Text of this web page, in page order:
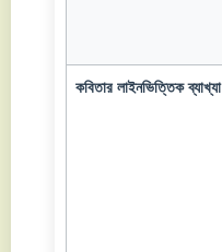
কবিতার লাইনভিত্তিক ব্যাখ্যা